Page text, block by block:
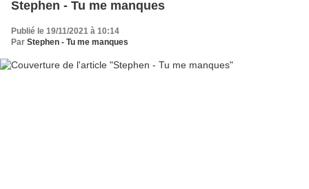
Stephen - Tu me manques
Publié le 19/11/2021 à 10:14
Par Stephen - Tu me manques